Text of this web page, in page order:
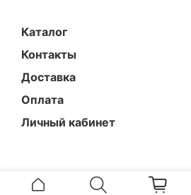
Каталог
Контакты
Доставка
Оплата
Личный кабинет